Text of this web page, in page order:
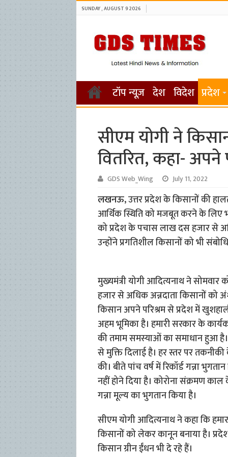
SUNDAY , AUGUST 9 2026
टॉप न्यूज़ देश विदेश प्रदेश
सीएम योगी ने
वितरित, कहा- अपने
GDS Web_Wing July 11, 2022
लखनऊ,उत्तर प्रदेश के किसानों की
आर्थिक स्थिति को मजबूत करने के लिए
को प्रदेश के पचास लाख दस हजार से
उन्होंने प्रगतिशील किसानों को भी
मुख्यमंत्री योगी आदित्यनाथ ने
हजार से अधिक अन्नदाता किसानों को
किसान अपने परिश्रम से प्रदेश में
अहम भूमिका है। हमारी सरकार के
की तमाम समस्याओं का समाधान हुआ है।
से मुक्ति दिलाई है। हर स्तर पर
की। बीते पांच वर्ष में रिकॉर्ड गन्ना
नहीं होने दिया है। कोरोना संक्रमण
गन्ना मूल्य का भुगतान किया है।
सीएम योगी आदित्यनाथ ने कहा कि
किसानों को लेकर कानून बनाया है।
किसान ग्रीन ईंधन भी दे रहे हैं।